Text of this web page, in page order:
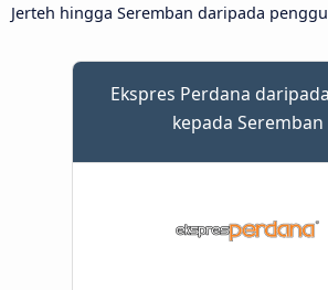
Jerteh hingga Seremban daripada
Ekspres Perdana
kepada Seremban